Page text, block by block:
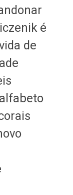
é
de